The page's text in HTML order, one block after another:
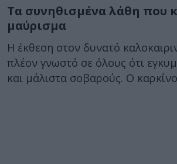
Τα συνηθισμένα λάθη που
μαύρισμα
Η έκθεση στον δυνατό
πλέον γνωστό σε όλους ότι
και μάλιστα σοβαρούς. Ο